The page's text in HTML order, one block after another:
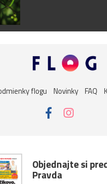
flogu Novinky FAQ
Objednajte si
Pravda